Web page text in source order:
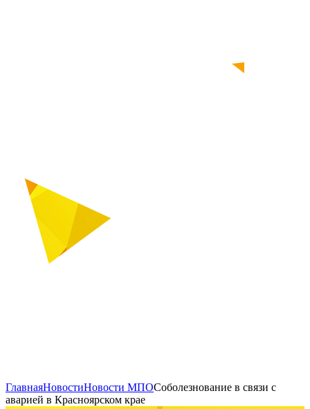
ГлавнаяНовостиНовости МПОСоболезнование в связи с
аварией в Красноярском крае